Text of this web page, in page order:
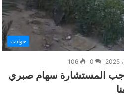
حوادث
0
106
المستشارة سهام صبري